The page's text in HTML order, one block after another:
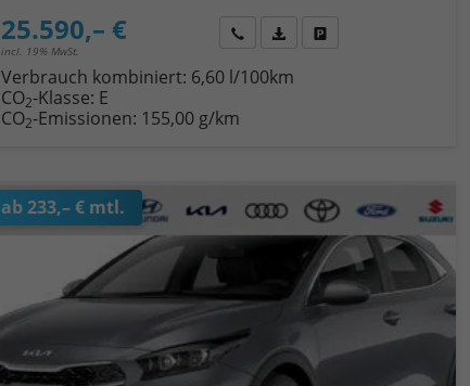
25.590,– €
incl. 19% MwSt.
Wir rufen Sie anFahrzeugexposé (PDF)
Verbrauch kombiniert: 6,60 l/100km
CO2-Klasse: E
CO2-Emissionen: 155,00 g/km
ab 233,– € mtl.